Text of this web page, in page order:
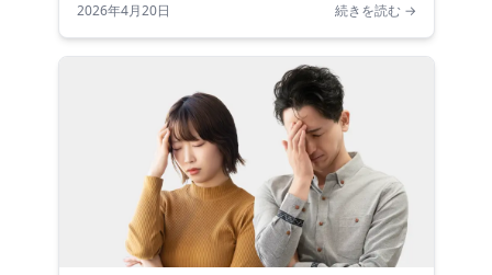
2026年4月20日 続きを読む →